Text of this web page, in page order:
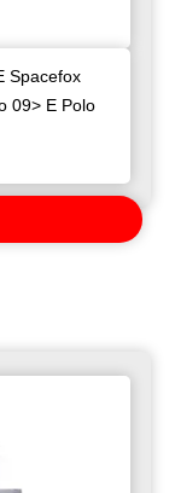
Spacefox
09> E Polo